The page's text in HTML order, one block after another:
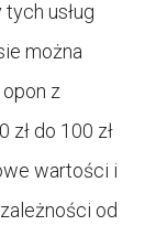
usług
można
z
do 100 zł
wartości i
od